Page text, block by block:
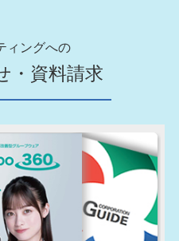
ィングへの
・資料請求